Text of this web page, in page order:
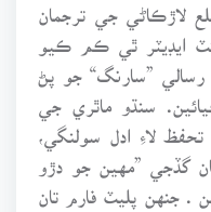
لاڙڪاڻي جي ترجمان
ايڊيٽر ٿي ڪم ڪيو
رسالي ”سارنگ“ جو پڻ
سنڌو ماٿري جي
لاءِ ادل سولنگي،
گڏجي ”مهين جو دڙو
. جنهن پليٽ فارم تان